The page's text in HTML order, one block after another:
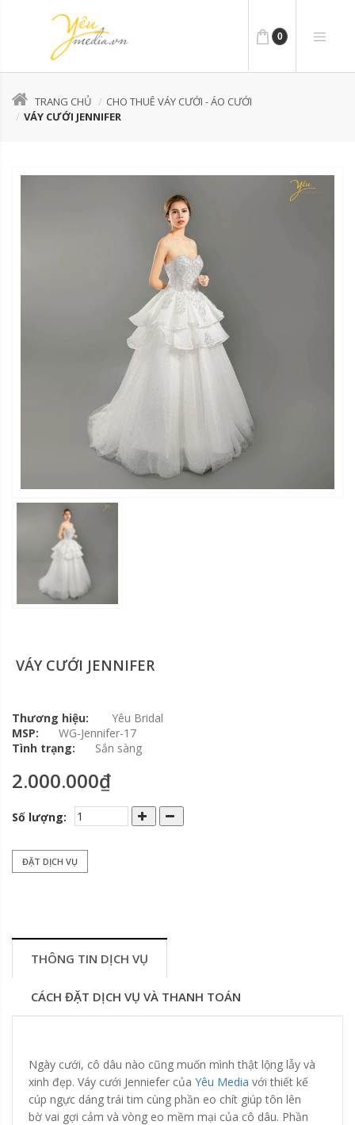
0
TRANG CHỦ
CHO THUÊ VÁY CƯỚI - ÁO CƯỚI
VÁY CƯỚI JENNIFER
VÁY CƯỚI JENNIFER
Thương hiệu:
Yêu Bridal
MSP:
WG-Jennifer-17
Tình trạng:
Sắn sàng
2.000.000₫
Số lượng:
ĐẶT DỊCH VỤ
THÔNG TIN DỊCH VỤ
CÁCH ĐẶT DỊCH VỤ VÀ THANH TOÁN
Ngày cưới, cô dâu nào cũng muốn mình thật lộng lẫy và
xinh đẹp. Váy cưới Jenniefer của Yêu Media với thiết kế
cúp ngực dáng trái tim cùng phần eo chít giúp tôn lên
bờ vai gợi cảm và vòng eo mềm mại của cô dâu. Phần